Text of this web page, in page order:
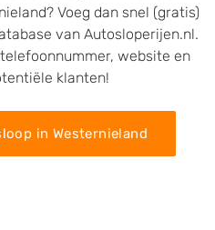
Voeg dan snel (gratis)
van Autosloperijen.nl.
website en
klanten!
in Westernieland